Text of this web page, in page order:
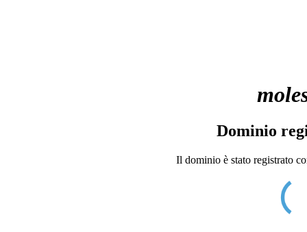
Dominio
Il dominio è stato registrato